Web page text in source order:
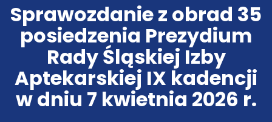
Sprawozdanie z obrad 35
posiedzenia Prezydium
Rady Śląskiej Izby
Aptekarskiej IX kadencji
w dniu 7 kwietnia 2026 r.